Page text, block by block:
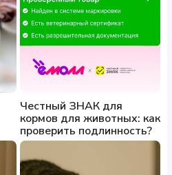
Честный ЗНАК для
кормов для животных: как
проверить подлинность?